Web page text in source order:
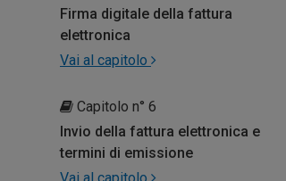
Firma digitale della fattura
elettronica
Vai al capitolo
Capitolo n° 6
Invio della fattura elettronica e
termini di emissione